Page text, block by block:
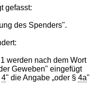
gefasst:
des Spenders".
werden nach dem Wort
Geweben" eingefügt
4" die Angabe „oder §4a"